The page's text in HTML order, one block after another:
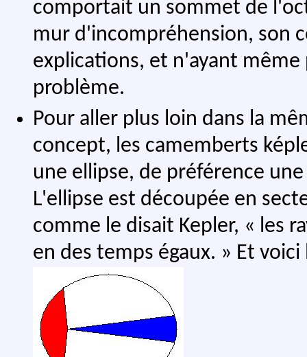
comportait un sommet de
mur d'incompréhension, son
explications, et n'ayant
problème.
Pour aller plus loin dans la
concept, les camemberts
une ellipse, de préférence
L'ellipse est découpée en
comme le disait Kepler, « les
en des temps égaux. » Et